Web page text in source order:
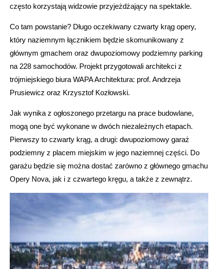
często korzystają widzowie przyjeżdżający na spektakle.
Co tam powstanie? Długo oczekiwany czwarty krąg opery,
który naziemnym łącznikiem będzie skomunikowany z
głównym gmachem oraz dwupoziomowy podziemny parking
na 228 samochodów. Projekt przygotowali architekci z
trójmiejskiego biura WAPA Architektura: prof. Andrzeja
Prusiewicz oraz Krzysztof Kozłowski.
Jak wynika z ogłoszonego przetargu na prace budowlane,
mogą one być wykonane w dwóch niezależnych etapach.
Pierwszy to czwarty krąg, a drugi: dwupoziomowy garaż
podziemny z placem miejskim w jego naziemnej części. Do
garażu będzie się można dostać zarówno z głównego gmachu
Opery Nova, jak i z czwartego kręgu, a także z zewnątrz.